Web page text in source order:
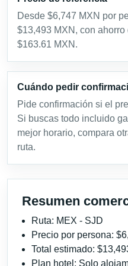
Desde $6,747 MXN por
$13,493 MXN, con
$163.61 MXN.
Cuándo pedir
Pide confirmación si el
Si buscas todo incluido
mejor horario, compara
ruta.
Resumen
Ruta: MEX - SJD
Precio por persona:
Total estimado:
Plan hotel: Solo